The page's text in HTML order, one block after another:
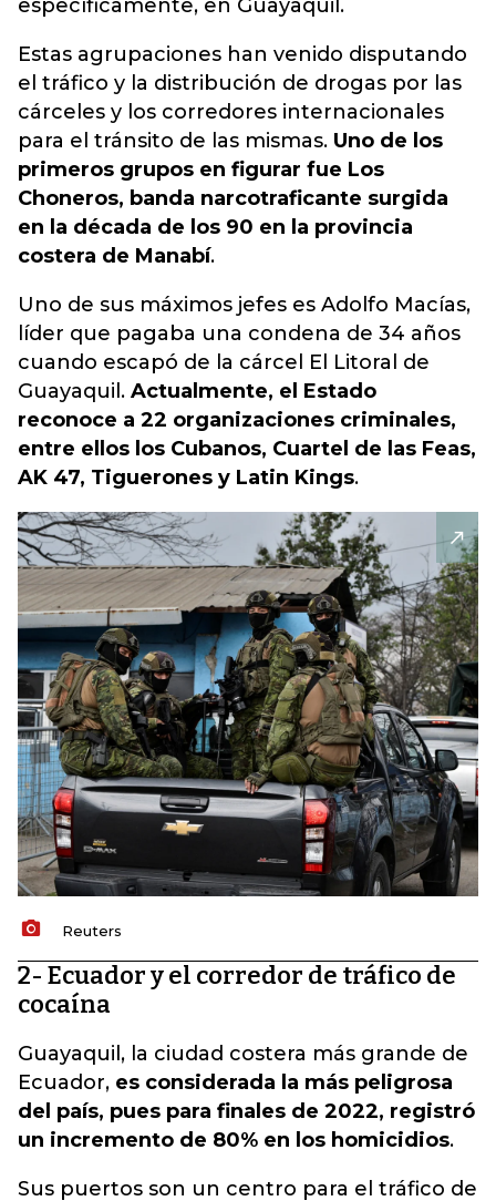
específicamente, en Guayaquil.
Estas agrupaciones han venido disputando
el tráfico y la distribución de drogas por las
cárceles y los corredores internacionales
para el tránsito de las mismas. Uno de los
primeros grupos en figurar fue Los
Choneros, banda narcotraficante surgida
en la década de los 90 en la provincia
costera de Manabí.
Uno de sus máximos jefes es Adolfo Macías,
líder que pagaba una condena de 34 años
cuando escapó de la cárcel El Litoral de
Guayaquil. Actualmente, el Estado
reconoce a 22 organizaciones criminales,
entre ellos los Cubanos, Cuartel de las Feas,
AK 47, Tiguerones y Latin Kings.
Reuters
2- Ecuador y el corredor de tráfico de
cocaína
Guayaquil, la ciudad costera más grande de
Ecuador, es considerada la más peligrosa
del país, pues para finales de 2022, registró
un incremento de 80% en los homicidios.
Sus puertos son un centro para el tráfico de